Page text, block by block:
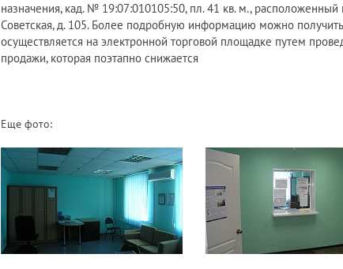
назначения, кад. № 19:07:010105:50, пл. 41 кв. м., расположенный
Советская, д. 105. Более подробную информацию можно
осуществляется на электронной торговой площадке путем
продажи, которая поэтапно снижается
Еще фото: